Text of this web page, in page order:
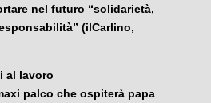
nel futuro “solidarietà,
(ilCarlino,
al lavoro
palco che ospiterà papa